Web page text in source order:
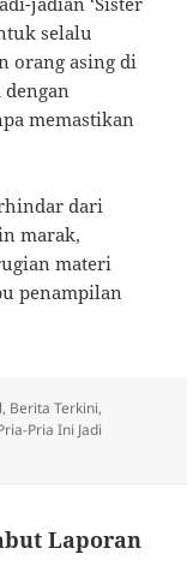
selalu
orang asing di
dengan
memastikan
dari
marak,
materi
penampilan
, Berita Terkini,
Pria Ini Jadi
Laporan